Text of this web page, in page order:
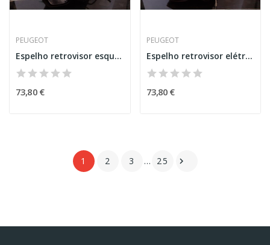
PEUGEOT
Espelho retrovisor esquerdo - Peugeot 208
73,80 €
PEUGEOT
Espelho retrovisor elétrico esquerdo - Peugeot 208
73,80 €
1 2 3 … 25 